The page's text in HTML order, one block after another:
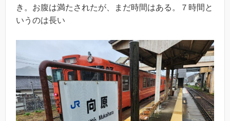
き。お腹は満たされたが、まだ時間はある。７時間と
いうのは長い